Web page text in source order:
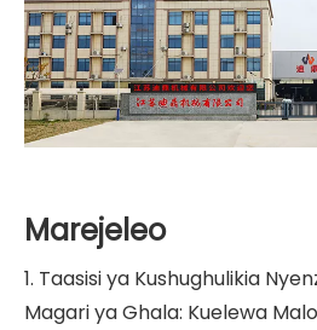
Marejeleo
1. Taasisi ya Kushughulikia
Magari ya Ghala: Kuelewa